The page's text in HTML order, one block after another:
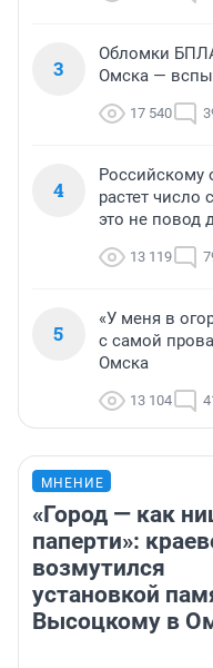
3
Обломки
Омска —
17 540
4
Российскому
растет
это не повод
13 119
5
«У меня в
с самой
Омска
13 104
МНЕНИЕ
«Город — как
паперти»:
возмутился
установкой
Высоцкому в